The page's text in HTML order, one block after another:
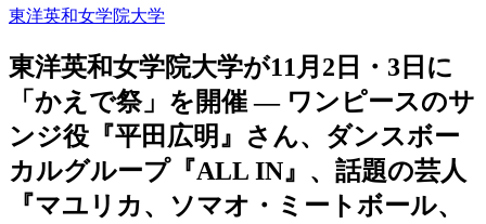
東洋英和女学院大学
東洋英和女学院大学が11月2日・3日に
「かえで祭」を開催 ― ワンピースのサ
ンジ役『平田広明』さん、ダンスボー
カルグループ『ALL IN』、話題の芸人
『マユリカ、ソマオ・ミートボール、